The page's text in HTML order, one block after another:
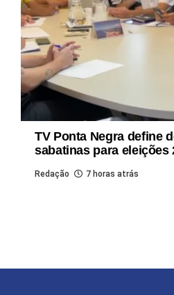
TV Ponta Negra define
sabatinas para eleições
Redação 7 horas atrás